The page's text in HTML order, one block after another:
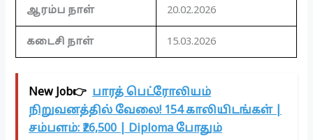
ஆரம்ப நாள் 20.02.2026
கடைசி நாள் 15.03.2026
New Job👉 பாரத் பெட்ரோலியம்
நிறுவனத்தில் வேலை! 154 காலியிடங்கள் |
சம்பளம்: ₹26,500 | Diploma போதும்